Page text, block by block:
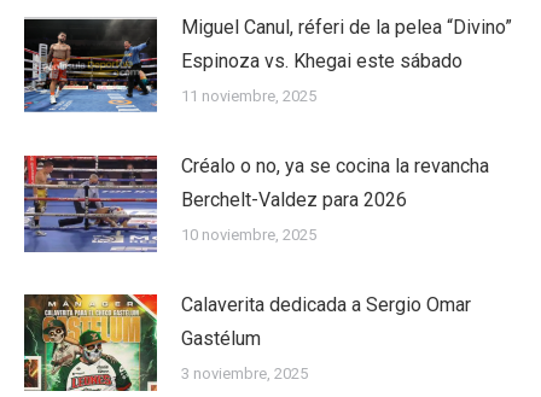
Miguel Canul, réferi de la pelea “Divino”
Espinoza vs. Khegai este sábado
11 noviembre, 2025
Créalo o no, ya se cocina la revancha
Berchelt-Valdez para 2026
10 noviembre, 2025
Calaverita dedicada a Sergio Omar
Gastélum
3 noviembre, 2025